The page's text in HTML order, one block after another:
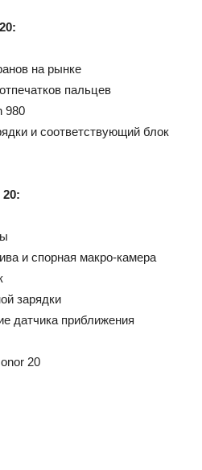
на рынке
пальцев
980
и соответствующий блок
и спорная макро-камера
зарядки
датчика приближения
20